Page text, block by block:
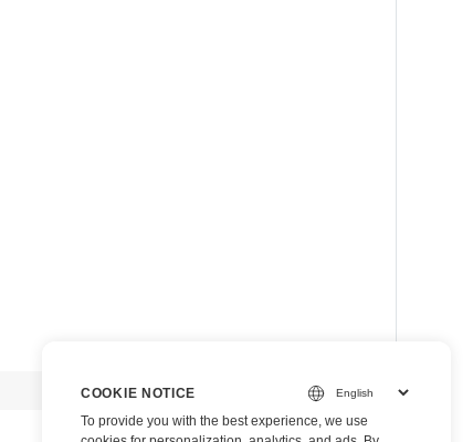
view raw
COOKIE NOTICE
To provide you with the best experience, we use